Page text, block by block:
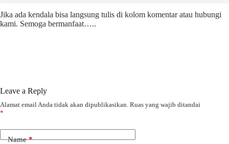
Jika ada kendala bisa langsung tulis di kolom komentar atau hubungi
kami. Semoga bermanfaat…..
Leave a Reply
Alamat email Anda tidak akan dipublikasikan. Ruas yang wajib ditandai
*
Name*